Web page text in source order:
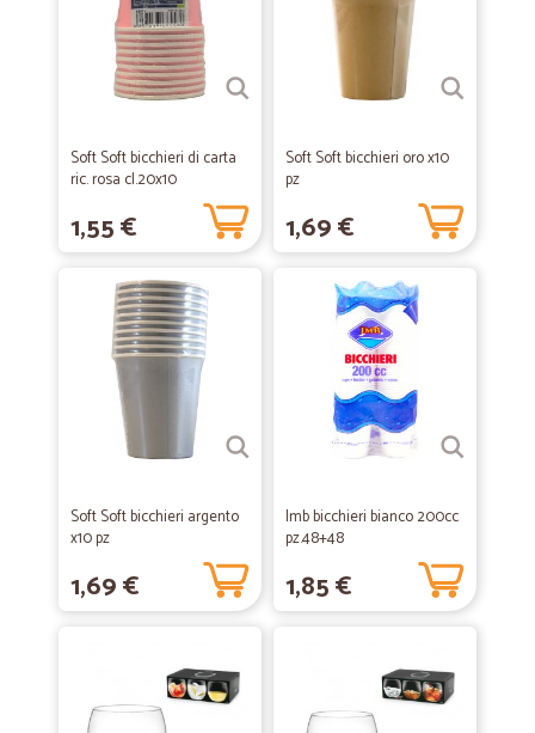
Soft Soft bicchieri di carta
ric. rosa cl.20x10
1,55 €
Soft Soft bicchieri oro x10
pz
1,69 €
Soft Soft bicchieri argento
x10 pz
1,69 €
Imb bicchieri bianco 200cc
pz.48+48
1,85 €